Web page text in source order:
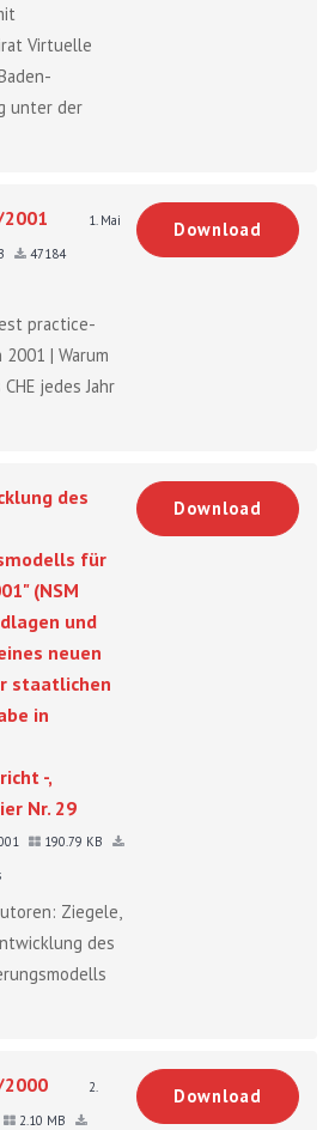
Virtuelle
unter der
2001
1. Mai
47184
practice-
| Warum
jedes Jahr
Download
des
für
(NSM
und
neuen
staatlichen
in
-,
Nr. 29
190.79 KB
Ziegele,
des
Download
2000
2.
2.10 MB
Download